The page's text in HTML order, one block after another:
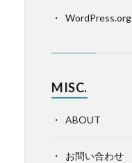
WordPress.org
MISC.
ABOUT
お問い合わせ